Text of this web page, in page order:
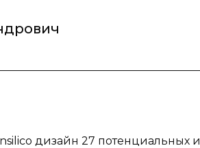
дизайн 27 потенциальных